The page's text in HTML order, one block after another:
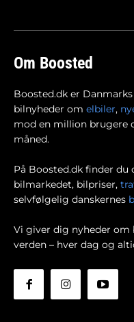
Om Boosted
Boosted.dk er
bilnyheder om elbiler,
mod en million brugere
måned.
På Boosted.dk finder du
bilmarkedet, bilpriser,
selvfølgelig danskernes
Vi giver dig nyheder om
verden – hver dag og